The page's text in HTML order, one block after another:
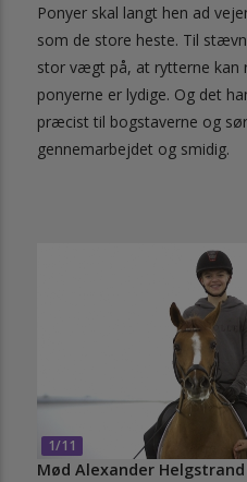
Ponyer skal langt hen ad
som de store heste. Til
stor vægt på, at rytterne kan
ponyerne er lydige. Og det
præcist til bogstaverne og
gennemarbejdet og smidig.
1/11
Mød Alexander Helgstrand